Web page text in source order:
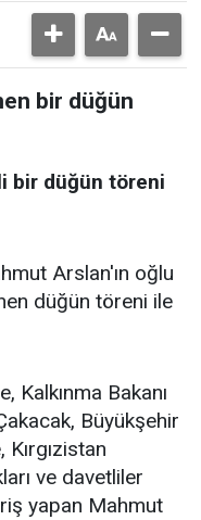
bir düğün
bir düğün töreni
Arslan'ın oğlu
düğün töreni ile
Bakanı
Büyükşehir
ve davetliler
yapan Mahmut